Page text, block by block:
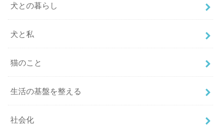
犬との暮らし
犬と私
猫のこと
生活の基盤を整える
社会化